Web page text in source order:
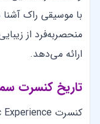
با موسیقی راک
منحصربه‌فرد از
ارائه می‌دهد.
تاریخ کنسرت
کنسرت Rammstein Symphonic Experience در تاریخ